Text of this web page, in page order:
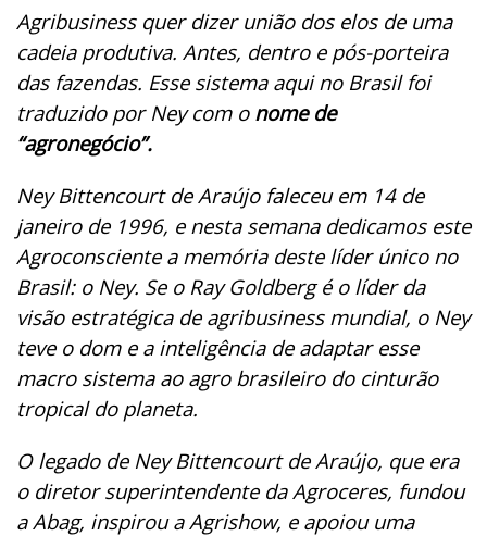
Agribusiness quer dizer união dos elos de uma
cadeia produtiva. Antes, dentro e pós-porteira
das fazendas. Esse sistema aqui no Brasil foi
traduzido por Ney com onome de
“agronegócio”.
Ney Bittencourt de Araújo faleceu em 14 de
janeiro de 1996, e nesta semana dedicamos este
Agroconsciente a memória deste líder único no
Brasil: o Ney. Se o Ray Goldberg é o líder da
visão estratégica de agribusiness mundial, o Ney
teve o dom e a inteligência de adaptar esse
macro sistema ao agro brasileiro do cinturão
tropical do planeta.
O legado de Ney Bittencourt de Araújo, que era
o diretor superintendente da Agroceres, fundou
a Abag, inspirou a Agrishow, e apoiou uma